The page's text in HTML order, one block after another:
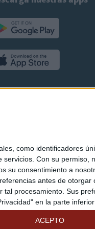
como identificadores
servicios. Con su permiso,
su consentimiento a
antes de otorgar
procesamiento. Sus
en la parte
ACEPTO